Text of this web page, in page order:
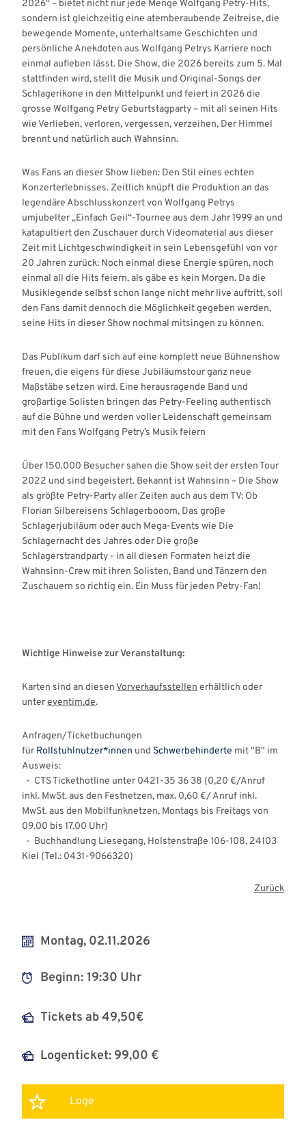
2026“ – bietet nicht nur jede Menge Wolfgang Petry-Hits,
sondern ist gleichzeitig eine atemberaubende Zeitreise, die
bewegende Momente, unterhaltsame Geschichten und
persönliche Anekdoten aus Wolfgang Petrys Karriere noch
einmal aufleben lässt. Die Show, die 2026 bereits zum 5. Mal
stattfinden wird, stellt die Musik und Original-Songs der
Schlagerikone in den Mittelpunkt und feiert in 2026 die
grosse Wolfgang Petry Geburtstagparty – mit all seinen Hits
wie Verlieben, verloren, vergessen, verzeihen, Der Himmel
brennt und natürlich auch Wahnsinn.
Was Fans an dieser Show lieben: Den Stil eines echten
Konzerterlebnisses. Zeitlich knüpft die Produktion an das
legendäre Abschlusskonzert von Wolfgang Petrys
umjubelter „Einfach Geil“-Tournee aus dem Jahr 1999 an und
katapultiert den Zuschauer durch Videomaterial aus dieser
Zeit mit Lichtgeschwindigkeit in sein Lebensgefühl von vor
20 Jahren zurück: Noch einmal diese Energie spüren, noch
einmal all die Hits feiern, als gäbe es kein Morgen. Da die
Musiklegende selbst schon lange nicht mehr live auftritt, soll
den Fans damit dennoch die Möglichkeit gegeben werden,
seine Hits in dieser Show nochmal mitsingen zu können.
Das Publikum darf sich auf eine komplett neue Bühnenshow
freuen, die eigens für diese Jubiläumstour ganz neue
Maßstäbe setzen wird. Eine herausragende Band und
großartige Solisten bringen das Petry-Feeling authentisch
auf die Bühne und werden voller Leidenschaft gemeinsam
mit den Fans Wolfgang Petry’s Musik feiern
Über 150.000 Besucher sahen die Show seit der ersten Tour
2022 und sind begeistert. Bekannt ist Wahnsinn – Die Show
als größte Petry-Party aller Zeiten auch aus dem TV: Ob
Florian Silbereisens Schlagerbooom, Das große
Schlagerjubiläum oder auch Mega-Events wie Die
Schlagernacht des Jahres oder Die große
Schlagerstrandparty - in all diesen Formaten heizt die
Wahnsinn-Crew mit ihren Solisten, Band und Tänzern den
Zuschauern so richtig ein. Ein Muss für jeden Petry-Fan!
Wichtige Hinweise zur Veranstaltung:
Karten sind an diesenVorverkaufsstellenerhältlich oder
untereventim.de.
Anfragen/Ticketbuchungen
für Rollstuhlnutzer*innen und Schwerbehinderte mit "B" im
Ausweis:
- CTS Tickethotline unter 0421-35 36 38 (0,20 €/Anruf
inkl. MwSt. aus den Festnetzen, max. 0,60 €/ Anruf inkl.
MwSt. aus den Mobilfunknetzen, Montags bis Freitags von
09.00 bis 17.00 Uhr)
- Buchhandlung Liesegang, Holstenstraße 106-108, 24103
Kiel (Tel.: 0431-9066320)
Zurück
Montag, 02.11.2026
Beginn: 19:30 Uhr
Tickets ab 49,50€
Logenticket: 99,00 €
Loge